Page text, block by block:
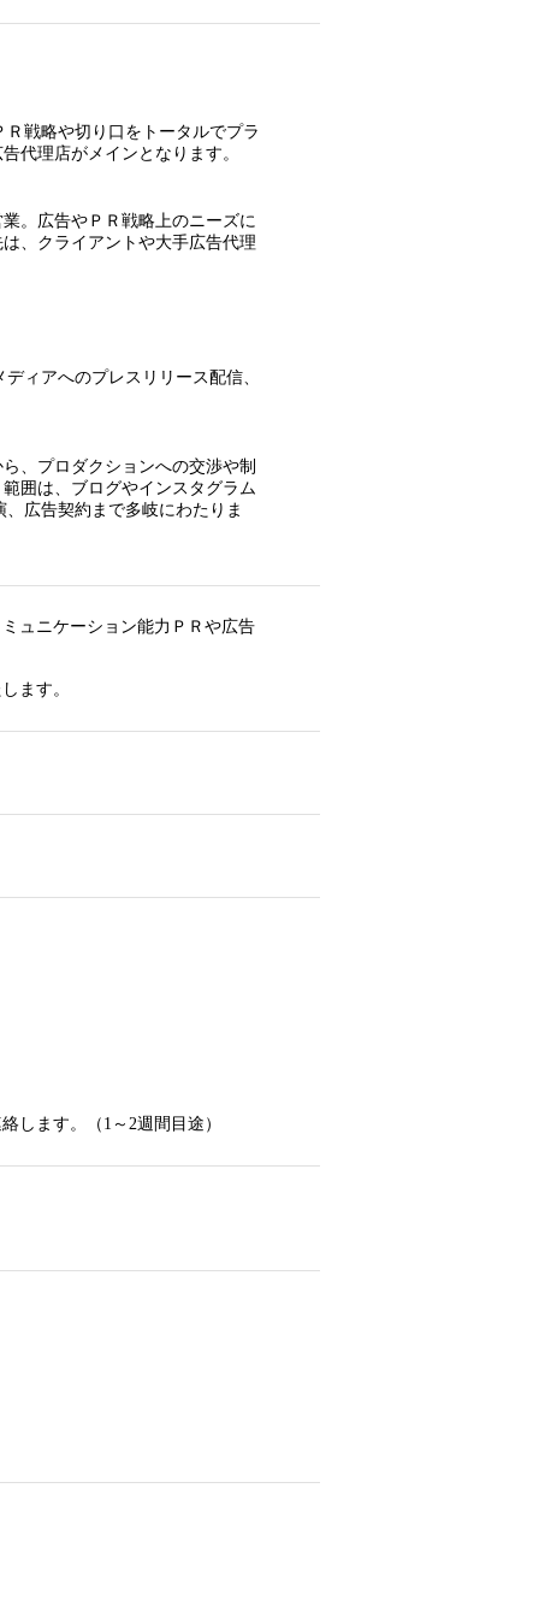
戦略や切り口をトータルでプラ
代理店がメインとなります。
。広告やＰＲ戦略上のニーズに
、クライアントや大手広告代理
ィアへのプレスリリース配信、
、プロダクションへの交渉や制
囲は、ブログやインスタグラム
広告契約まで多岐にわたりま
ュニケーション能力ＰＲや広告
ます。
します。（1～2週間目途）